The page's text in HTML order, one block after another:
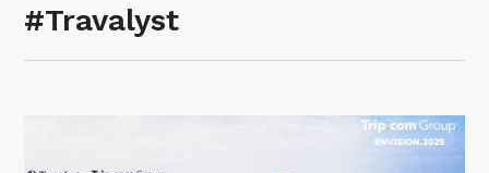
#Travalyst